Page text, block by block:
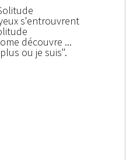
s'entrouvrent
découvre ...
ou je suis".